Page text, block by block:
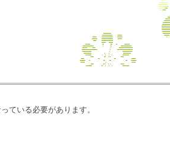
ている必要があります。